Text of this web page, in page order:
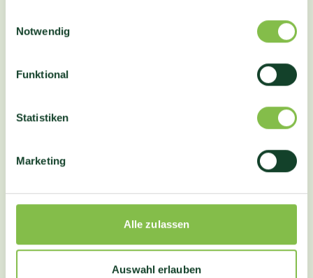
Notwendig
Funktional
Statistiken
Marketing
Alle zulassen
Auswahl erlauben